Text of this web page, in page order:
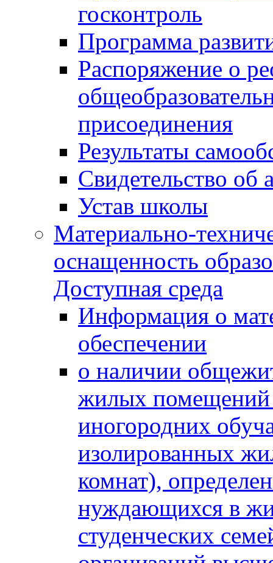
госконтроль
Программа
Распоряжение о
присоединения
Результаты
Свидетельство об
Устав школы
Материально-
оснащенность
Доступная среда
Информация о
обеспечении
о наличии
жилых помещений
иногородних
изолированных
комнат),
нуждающихся в
студенческих